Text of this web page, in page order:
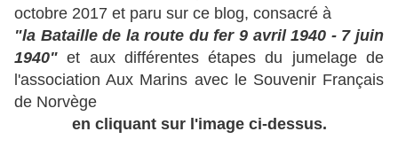
octobre 2017 et paru sur ce blog, consacré à
"la Bataille de la route du fer 9 avril 1940 - 7 juin
1940" et aux différentes étapes du jumelage de
l'association Aux Marins avec le Souvenir Français
de Norvège
en cliquant sur l'image ci-dessus.